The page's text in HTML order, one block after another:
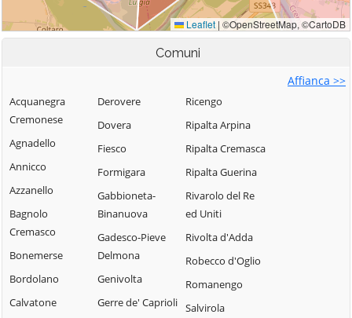
Comuni
Affianca >>
Acquanegra
Cremonese
Agnadello
Annicco
Azzanello
Bagnolo
Cremasco
Bonemerse
Bordolano
Calvatone
Derovere
Dovera
Fiesco
Formigara
Gabbioneta-
Binanuova
Gadesco-Pieve
Delmona
Genivolta
Gerre de' Caprioli
Ricengo
Ripalta Arpina
Ripalta Cremasca
Ripalta Guerina
Rivarolo del Re
ed Uniti
Rivolta d'Adda
Robecco d'Oglio
Romanengo
Salvirola